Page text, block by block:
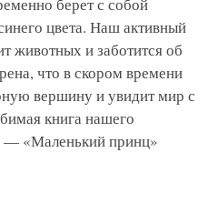
цвета. Наш активный
животных и заботится об
что в скором времени
вершину и увидит мир с
книга нашего
— «Маленький принц»